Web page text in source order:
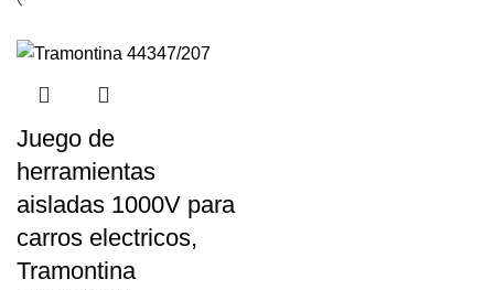
Juego de
herramientas
aisladas 1000V para
carros electricos,
Tramontina